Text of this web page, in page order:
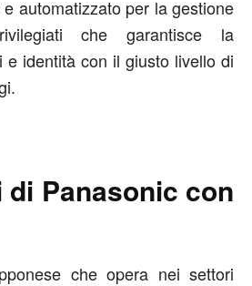
automatizzato per la gestione
che garantisce la
e identità con il giusto livello di
Panasonic con
che opera nei settori